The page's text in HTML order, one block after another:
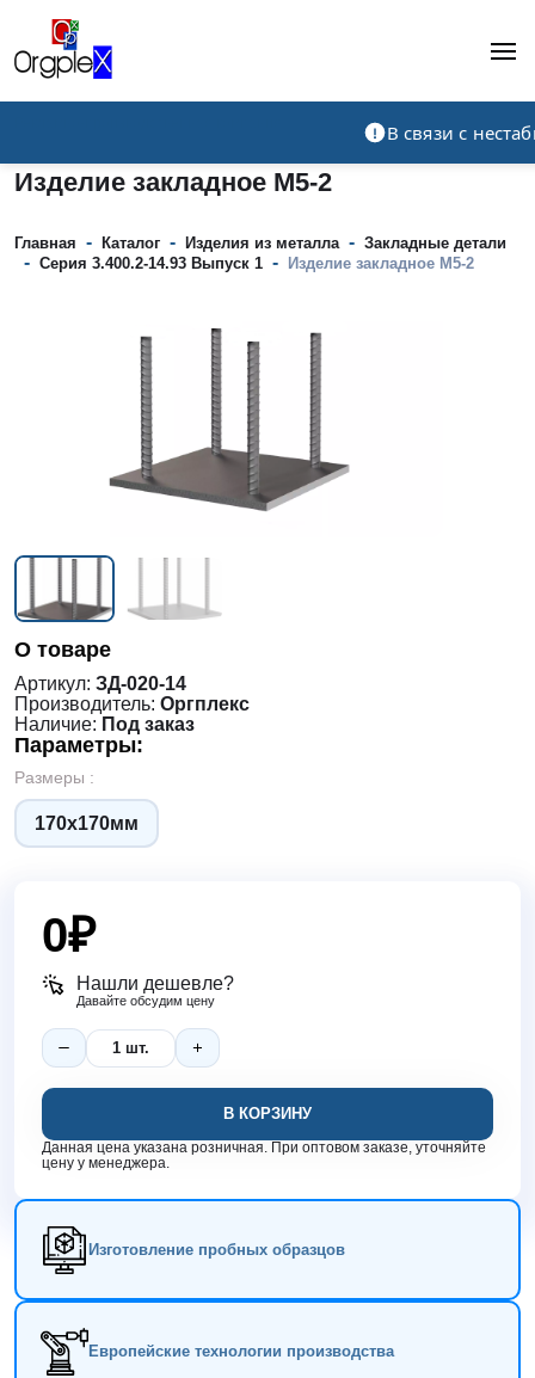
В связи с
Изделие закладное М5-2
Главная - Каталог - Изделия из металла - Закладные детали
- Серия 3.400.2-14.93 Выпуск 1 - Изделие закладное М5-2
О товаре
Артикул: ЗД-020-14
Производитель: Оргплекс
Наличие: Под заказ
Параметры:
Размеры :
170х170мм
0₽
Нашли дешевле?
Давайте обсудим цену
В КОРЗИНУ
Данная цена указана розничная. При оптовом заказе, уточняйте
цену у менеджера.
Изготовление пробных образцов
Европейские технологии производства